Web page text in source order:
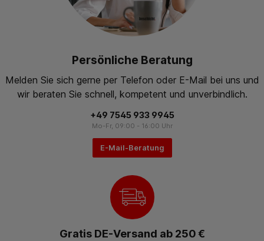
Persönliche Beratung
Melden Sie sich gerne per Telefon oder E-Mail bei uns und
wir beraten Sie schnell, kompetent und unverbindlich.
+49 7545 933 9945
Mo-Fr, 09:00 - 16:00 Uhr
E-Mail-Beratung
Gratis DE-Versand ab 250 €